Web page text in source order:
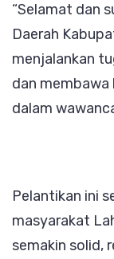
“Selamat dan
Daerah
menjalankan
dan membawa
dalam
Pelantikan ini
masyarakat
semakin solid,